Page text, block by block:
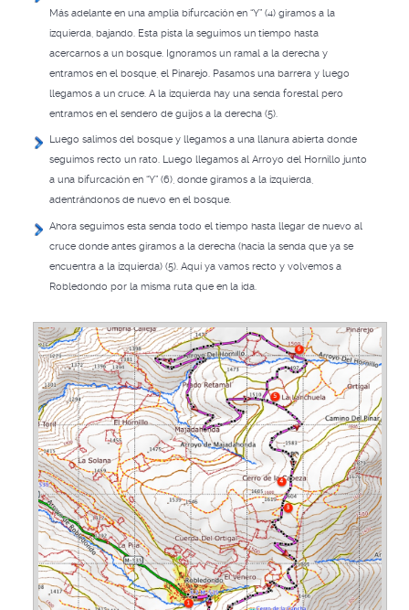
Más adelante en una amplia bifurcación en “Y” (4) giramos a la
izquierda, bajando. Esta pista la seguimos un tiempo hasta
acercarnos a un bosque. Ignoramos un ramal a la derecha y
entramos en el bosque, el Pinarejo. Pasamos una barrera y luego
llegamos a un cruce. A la izquierda hay una senda forestal pero
entramos en el sendero de guijos a la derecha (5).
Luego salimos del bosque y llegamos a una llanura abierta donde
seguimos recto un rato. Luego llegamos al Arroyo del Hornillo junto
a una bifurcación en “Y” (6), donde giramos a la izquierda,
adentrándonos de nuevo en el bosque.
Ahora seguimos esta senda todo el tiempo hasta llegar de nuevo al
cruce donde antes giramos a la derecha (hacia la senda que ya se
encuentra a la izquierda) (5). Aquí ya vamos recto y volvemos a
Robledondo por la misma ruta que en la ida.